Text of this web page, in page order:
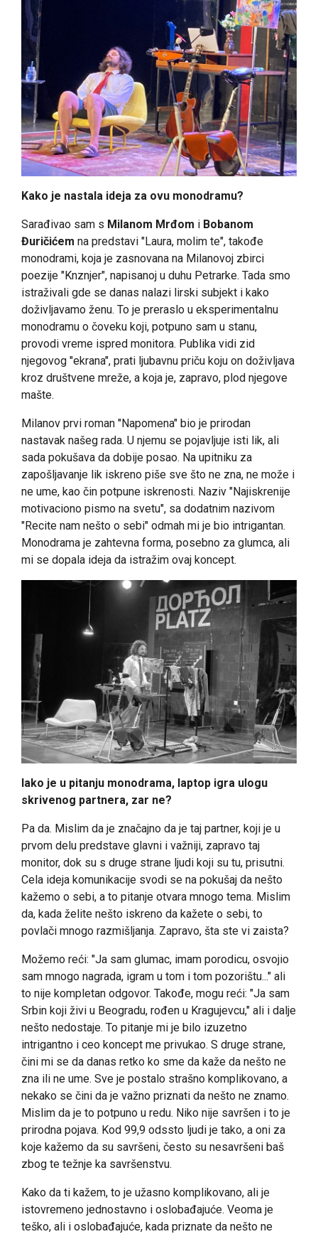
Kako je nastala ideja za ovu monodramu?
Sarađivao sam s Milanom Mrđom i Bobanom
Đuričićem na predstavi "Laura, molim te", takođe
monodrami, koja je zasnovana na Milanovoj zbirci
poezije "Knznjer", napisanoj u duhu Petrarke. Tada smo
istraživali gde se danas nalazi lirski subjekt i kako
doživljavamo ženu. To je preraslo u eksperimentalnu
monodramu o čoveku koji, potpuno sam u stanu,
provodi vreme ispred monitora. Publika vidi zid
njegovog "ekrana", prati ljubavnu priču koju on doživljava
kroz društvene mreže, a koja je, zapravo, plod njegove
mašte.
Milanov prvi roman "Napomena" bio je prirodan
nastavak našeg rada. U njemu se pojavljuje isti lik, ali
sada pokušava da dobije posao. Na upitniku za
zapošljavanje lik iskreno piše sve što ne zna, ne može i
ne ume, kao čin potpune iskrenosti. Naziv "Najiskrenije
motivaciono pismo na svetu", sa dodatnim nazivom
"Recite nam nešto o sebi" odmah mi je bio intrigantan.
Monodrama je zahtevna forma, posebno za glumca, ali
mi se dopala ideja da istražim ovaj koncept.
Iako je u pitanju monodrama, laptop igra ulogu
skrivenog partnera, zar ne?
Pa da. Mislim da je značajno da je taj partner, koji je u
prvom delu predstave glavni i važniji, zapravo taj
monitor, dok su s druge strane ljudi koji su tu, prisutni.
Cela ideja komunikacije svodi se na pokušaj da nešto
kažemo o sebi, a to pitanje otvara mnogo tema. Mislim
da, kada želite nešto iskreno da kažete o sebi, to
povlači mnogo razmišljanja. Zapravo, šta ste vi zaista?
Možemo reći: "Ja sam glumac, imam porodicu, osvojio
sam mnogo nagrada, igram u tom i tom pozorištu..." ali
to nije kompletan odgovor. Takođe, mogu reći: "Ja sam
Srbin koji živi u Beogradu, rođen u Kragujevcu," ali i dalje
nešto nedostaje. To pitanje mi je bilo izuzetno
intrigantno i ceo koncept me privukao. S druge strane,
čini mi se da danas retko ko sme da kaže da nešto ne
zna ili ne ume. Sve je postalo strašno komplikovano, a
nekako se čini da je važno priznati da nešto ne znamo.
Mislim da je to potpuno u redu. Niko nije savršen i to je
prirodna pojava. Kod 99,9 odssto ljudi je tako, a oni za
koje kažemo da su savršeni, često su nesavršeni baš
zbog te težnje ka savršenstvu.
Kako da ti kažem, to je užasno komplikovano, ali je
istovremeno jednostavno i oslobađajuće. Veoma je
teško, ali i oslobađajuće, kada priznate da nešto ne